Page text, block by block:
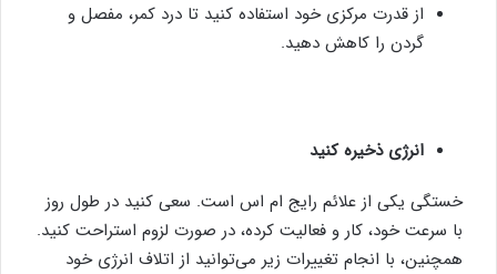
از قدرت مرکزی خود استفاده کنید تا درد کمر، مفصل و
گردن را کاهش دهید.
انرژی ذخیره کنید
خستگی یکی از علائم رایج ام اس است. سعی کنید در طول روز
با سرعت خود، کار و فعالیت کرده، در صورت لزوم استراحت کنید.
همچنین، با انجام تغییرات زیر می‌توانید از اتلاف انرژی خود